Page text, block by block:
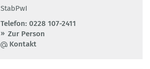
StabPwI
Telefon: 0228 107-2411
Zur Person
Kontakt